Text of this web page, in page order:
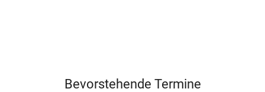
Bevorstehende Termine